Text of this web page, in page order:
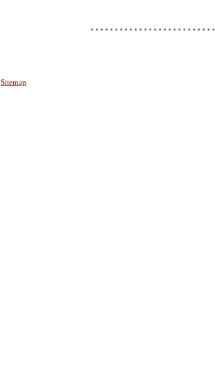
• • • • • • • • • • • • • • • • • • • • • • • • •
Sitemap